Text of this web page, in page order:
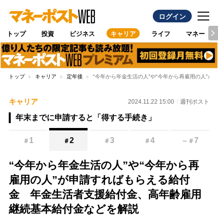
ログイン
トップ 投資 ビジネス キャリア ライフ マネー
トップ キャリア 定年後 “今年から年金生活の人”や“今年から再雇用の人”
キャリア 2024.11.22 15:00 週刊ポスト
年末までに申請すると「得する手続き」
＃ 1 ＃2 ＃3 ＃4 ～ ＃7
“今年から年金生活の人”や“今年から再
雇用の人”が申請すればもらえる給付
金 年金生活者支援給付金、高年齢雇用
継続基本給付金などを解説